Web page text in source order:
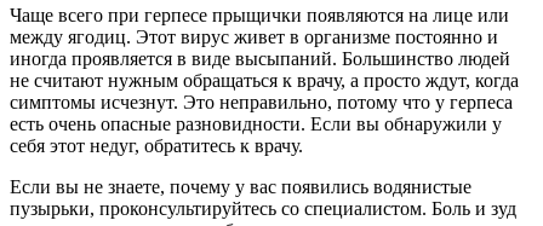
Чаще всего при герпесе прыщички появляются на лице или
между ягодиц. Этот вирус живет в организме постоянно и
иногда проявляется в виде высыпаний. Большинство людей
не считают нужным обращаться к врачу, а просто ждут, когда
симптомы исчезнут. Это неправильно, потому что у герпеса
есть очень опасные разновидности. Если вы обнаружили у
себя этот недуг, обратитесь к врачу.
Если вы не знаете, почему у вас появились водянистые
пузырьки, проконсультируйтесь со специалистом. Боль и зуд